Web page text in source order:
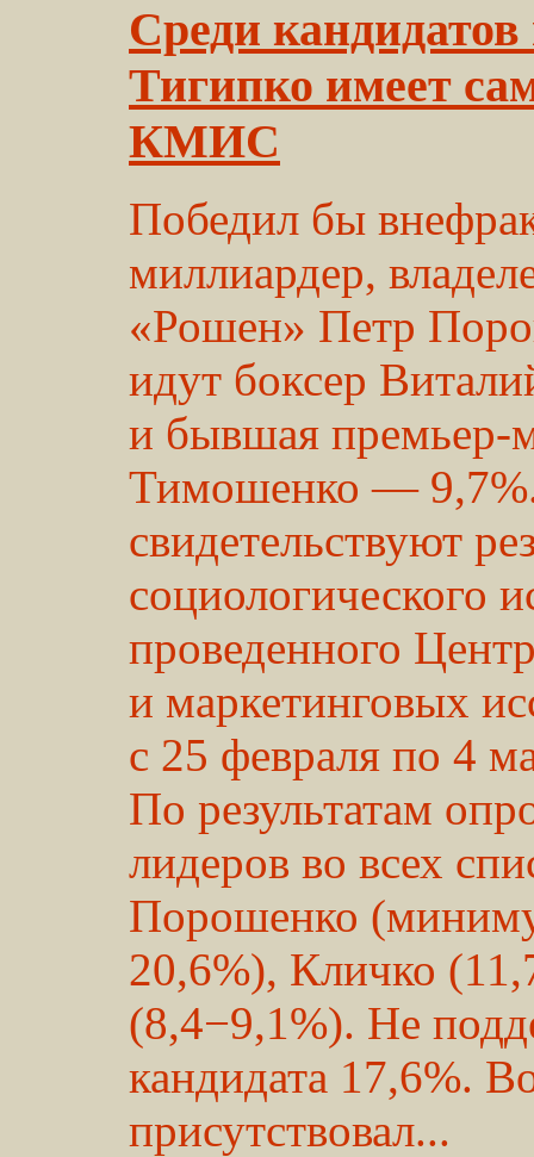
Среди
Тигипко имеет
КМИС
Победил бы
миллиардер,
«Рошен» Петр
идут боксер
и бывшая
Тимошенко —
свидетельствуют
социологического
проведенного
и маркетинговых
с 25 февраля по 4
По результатам
лидеров во всех
Порошенко
20,6%), Кличко
(8,4−9,1%). Не
кандидата 17,6%.
присутствовал...